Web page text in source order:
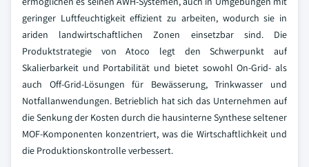
geringer Luftfeuchtigkeit effizient zu arbeiten, wodurch sie in
ariden landwirtschaftlichen Zonen einsetzbar sind. Die
Produktstrategie von Atoco legt den Schwerpunkt auf
Skalierbarkeit und Portabilität und bietet sowohl On-Grid- als
auch Off-Grid-Lösungen für Bewässerung, Trinkwasser und
Notfallanwendungen. Betrieblich hat sich das Unternehmen auf
die Senkung der Kosten durch die hausinterne Synthese seltener
MOF-Komponenten konzentriert, was die Wirtschaftlichkeit und
die Produktionskontrolle verbessert.